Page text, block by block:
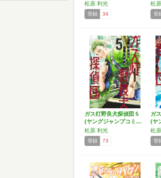
松原 利光
登録 34
松
登
ガス灯野良犬探偵団 5
(ヤングジャンプコミ…
松原 利光
登録 73
ガ
(ヤ
松
登